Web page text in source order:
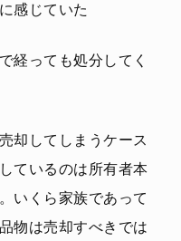
感じていた
経っても処分してく
却してしまうケース
ているのは所有者本
いくら家族であって
物は売却すべきでは